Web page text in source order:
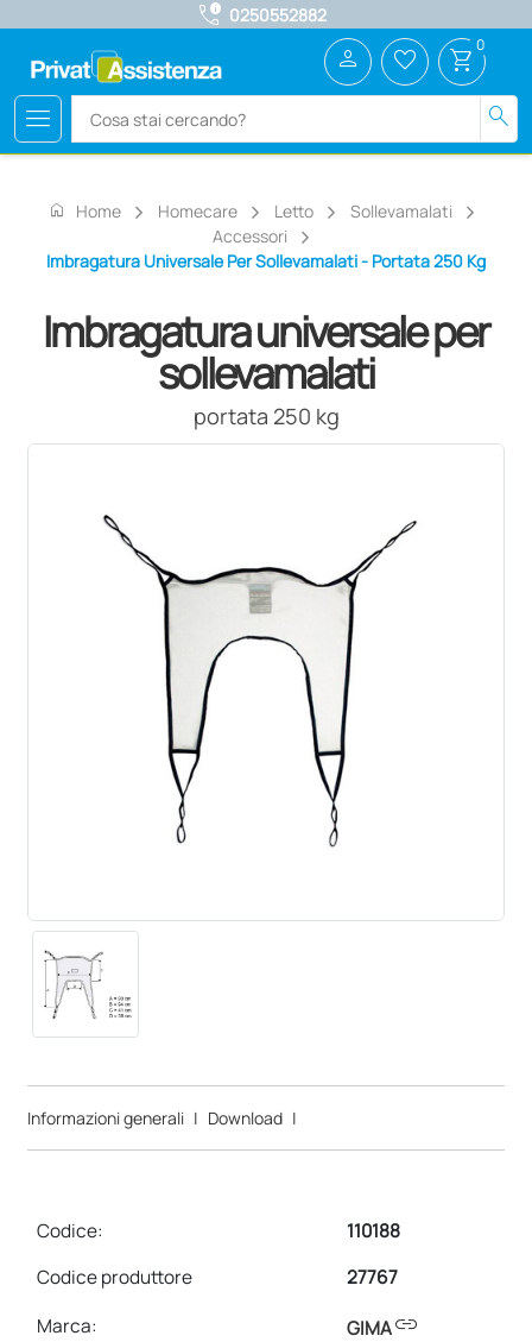
call_quality 0250552882
menu search
person favorite_border shopping_cart 0
home Home Homecare Letto
Sollevamalati
Accessori
Imbragatura Universale Per Sollevamalati - Portata 250 Kg
Imbragatura universale per
sollevamalati
portata 250 kg
Informazioni generali | Download |
Codice:
110188
Codice produttore
27767
Marca:
GIMAlink